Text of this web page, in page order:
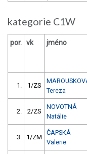
kategorie C1W
por. vk jméno
1. 1/ZS
Tereza
2. 2/ZS
NOVOTNÁ
Natálie
3. 1/ZM
ČAPSKÁ
Valerie